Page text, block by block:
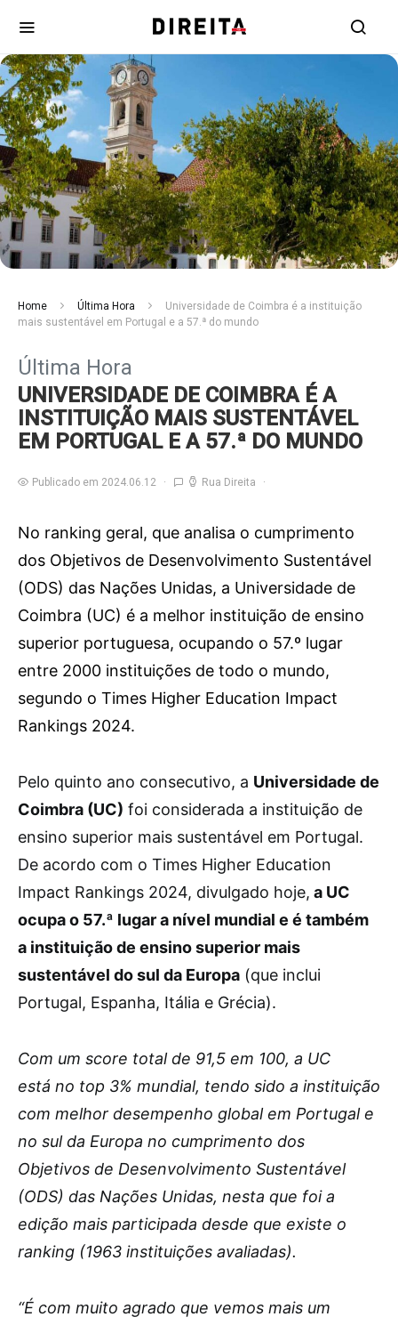
Home Última Hora
Universidade de Coimbra é a instituição
mais sustentável em Portugal e a 57.ª do mundo
Última Hora
UNIVERSIDADE DE COIMBRA É A
INSTITUIÇÃO MAIS SUSTENTÁVEL
EM PORTUGAL E A 57.ª DO MUNDO
Publicado em 2024.06.12 Rua Direita
No ranking geral, que analisa o cumprimento
dos Objetivos de Desenvolvimento Sustentável
(ODS) das Nações Unidas, a Universidade de
Coimbra (UC) é a melhor instituição de ensino
superior portuguesa, ocupando o 57.º lugar
entre 2000 instituições de todo o mundo,
segundo o Times Higher Education Impact
Rankings 2024.
Pelo quinto ano consecutivo, a Universidade de
Coimbra (UC) foi considerada a instituição de
ensino superior mais sustentável em Portugal.
De acordo com o Times Higher Education
Impact Rankings 2024, divulgado hoje, a UC
ocupa o 57.ª lugar a nível mundial e é também
a instituição de ensino superior mais
sustentável do sul da Europa (que inclui
Portugal, Espanha, Itália e Grécia).
Com um score total de 91,5 em 100, a UC
está no top 3% mundial, tendo sido a instituição
com melhor desempenho global em Portugal e
no sul da Europa no cumprimento dos
Objetivos de Desenvolvimento Sustentável
(ODS) das Nações Unidas, nesta que foi a
edição mais participada desde que existe o
ranking (1963 instituições avaliadas).
“É com muito agrado que vemos mais um